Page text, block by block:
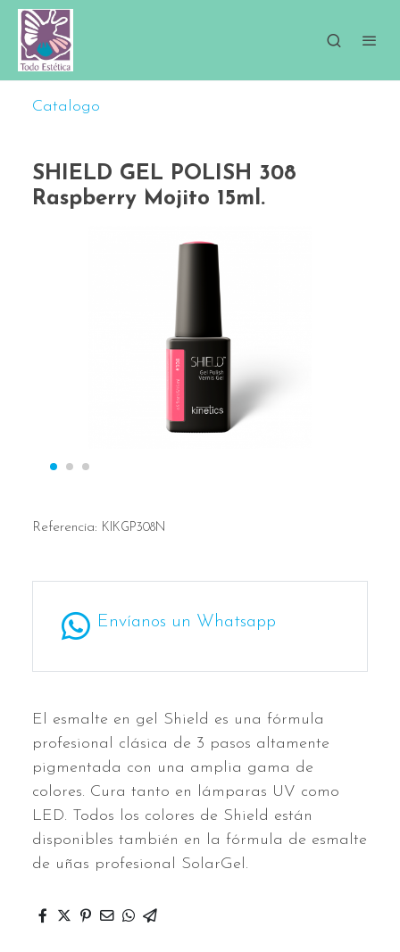
Catalogo
SHIELD GEL POLISH 308
Raspberry Mojito 15ml.
Referencia: KIKGP308N
Envíanos un Whatsapp
El esmalte en gel Shield es una fórmula
profesional clásica de 3 pasos altamente
pigmentada con una amplia gama de
colores. Cura tanto en lámparas UV como
LED. Todos los colores de Shield están
disponibles también en la fórmula de esmalte
de uñas profesional SolarGel.